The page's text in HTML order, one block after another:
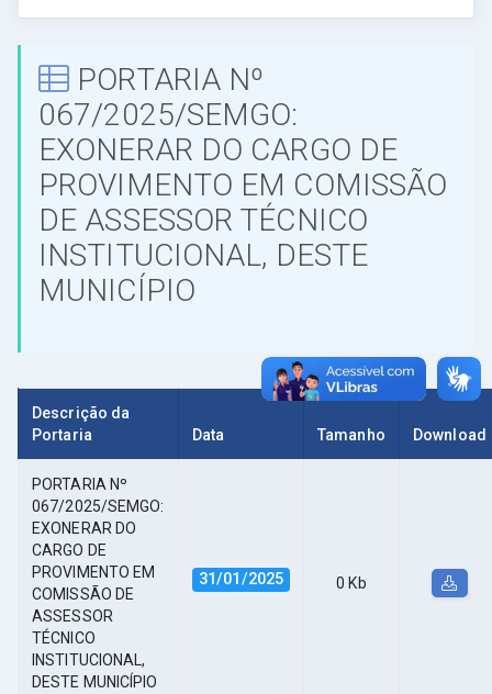
PORTARIA Nº
067/2025/SEMGO:
EXONERAR DO CARGO DE
PROVIMENTO EM COMISSÃO
DE ASSESSOR TÉCNICO
INSTITUCIONAL, DESTE
MUNICÍPIO
Descrição da
Portaria
Data Tamanho Download
PORTARIA Nº
067/2025/SEMGO:
EXONERAR DO
CARGO DE
PROVIMENTO EM
COMISSÃO DE
ASSESSOR
TÉCNICO
INSTITUCIONAL,
DESTE MUNICÍPIO
31/01/2025 0 Kb